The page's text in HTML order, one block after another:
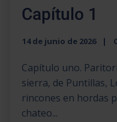
Capítulo 1
14 de junio de 2026
Capítulo uno.
sierra, de Puntillas,
rincones en hordas
chateo...